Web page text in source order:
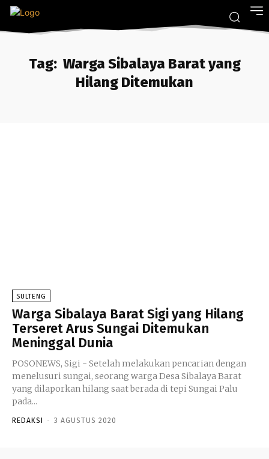
Tag: Warga Sibalaya Barat yang
Hilang Ditemukan
SULTENG
Warga Sibalaya Barat Sigi yang Hilang
Terseret Arus Sungai Ditemukan
Meninggal Dunia
POSONEWS, Sigi - Setelah melakukan pencarian dengan
menelusuri sungai, seorang warga Desa Sibalaya Barat
yang dilaporkan hilang saat berada di tepi Sungai Palu
pada...
REDAKSI - 3 AGUSTUS 2020